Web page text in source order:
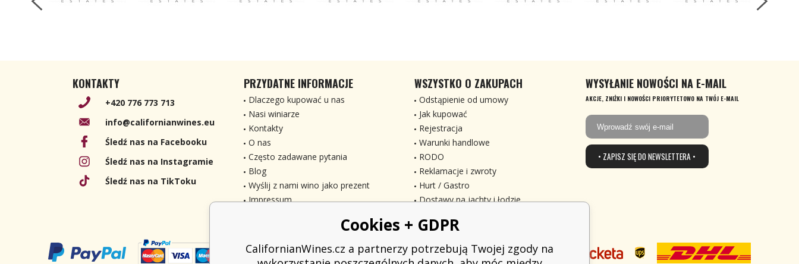
KONTAKTY
+420 776 773 713
info@californianwines.eu
Śledź nas na Facebooku
Śledź nas na Instagramie
Śledź nas na TikToku
PRZYDATNE INFORMACJE
Dlaczego kupować u nas
Nasi winiarze
Kontakty
O nas
Często zadawane pytania
Blog
Wyślij z nami wino jako prezent
Impressum
WSZYSTKO O ZAKUPACH
Odstąpienie od umowy
Jak kupować
Rejestracja
Warunki handlowe
RODO
Reklamacje i zwroty
Hurt / Gastro
Dostawy na jachty i łodzie
WYSYŁANIE NOWOŚCI NA E-MAIL
AKCJE, ZNIŻKI I NOWOŚCI PRIORYTETOWO NA TWÓJ E-MAIL
• ZAPISZ SIĘ DO NEWSLETTERA •
Cookies + GDPR
CalifornianWines.cz a partnerzy potrzebują Twojej zgody na